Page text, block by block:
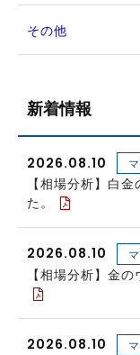
その他
新着情報
2026.08.10
【相場分析】白
た。
2026.08.10
【相場分析】金
2026.08.10